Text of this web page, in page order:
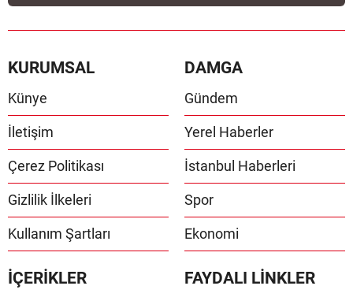
KURUMSAL
Künye
İletişim
Çerez Politikası
Gizlilik İlkeleri
Kullanım Şartları
DAMGA
Gündem
Yerel Haberler
İstanbul Haberleri
Spor
Ekonomi
İÇERİKLER FAYDALI LİNKLER